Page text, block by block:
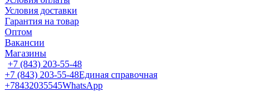
Условия доставки
Гарантия на товар
Оптом
Вакансии
Магазины
+7 (843) 203-55-48
+7 (843) 203-55-48Единая справочная
+78432035545WhatsApp